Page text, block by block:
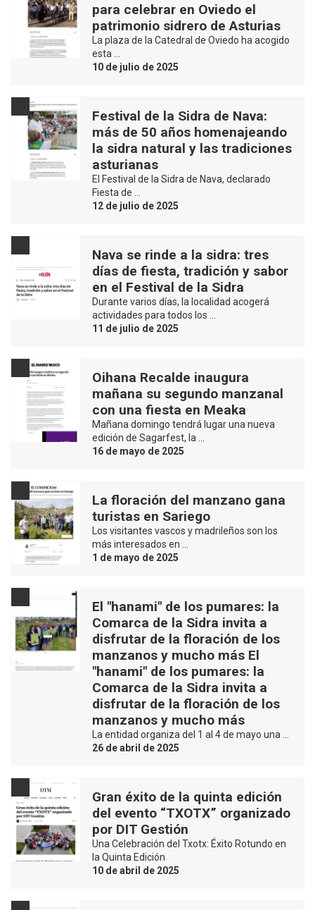
para celebrar en Oviedo el
patrimonio sidrero de Asturias
La plaza de la Catedral de Oviedo ha acogido
esta …
10 de julio de 2025
Festival de la Sidra de Nava:
más de 50 años homenajeando
la sidra natural y las tradiciones
asturianas
El Festival de la Sidra de Nava, declarado
Fiesta de …
12 de julio de 2025
Nava se rinde a la sidra: tres
días de fiesta, tradición y sabor
en el Festival de la Sidra
Durante varios días, la localidad acogerá
actividades para todos los …
11 de julio de 2025
Oihana Recalde inaugura
mañana su segundo manzanal
con una fiesta en Meaka
Mañana domingo tendrá lugar una nueva
edición de Sagarfest, la …
16 de mayo de 2025
La floración del manzano gana
turistas en Sariego
Los visitantes vascos y madrileños son los
más interesados en …
1 de mayo de 2025
El "hanami" de los pumares: la
Comarca de la Sidra invita a
disfrutar de la floración de los
manzanos y mucho más El
"hanami" de los pumares: la
Comarca de la Sidra invita a
disfrutar de la floración de los
manzanos y mucho más
La entidad organiza del 1 al 4 de mayo una …
26 de abril de 2025
Gran éxito de la quinta edición
del evento “TXOTX” organizado
por DIT Gestión
Una Celebración del Txotx: Éxito Rotundo en
la Quinta Edición
10 de abril de 2025